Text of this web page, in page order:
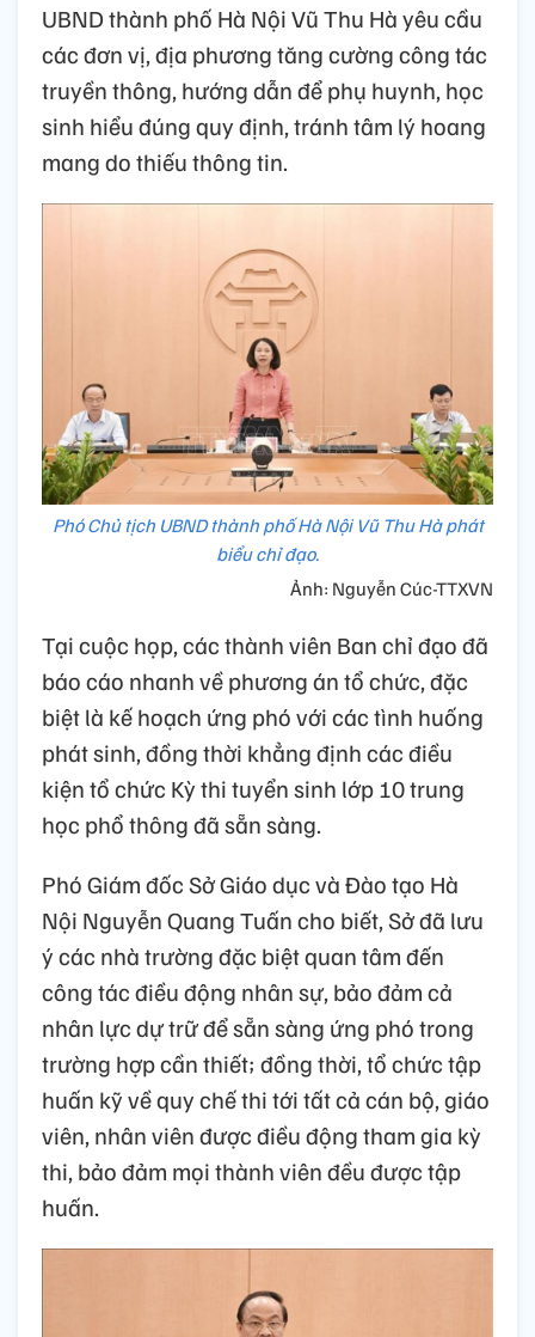
UBND thành phố Hà Nội Vũ Thu Hà yêu cầu
các đơn vị, địa phương tăng cường công tác
truyền thông, hướng dẫn để phụ huynh, học
sinh hiểu đúng quy định, tránh tâm lý hoang
mang do thiếu thông tin.
Phó Chủ tịch UBND thành phố Hà Nội Vũ Thu Hà phát
biểu chỉ đạo.
Ảnh: Nguyễn Cúc-TTXVN
Tại cuộc họp, các thành viên Ban chỉ đạo đã
báo cáo nhanh về phương án tổ chức, đặc
biệt là kế hoạch ứng phó với các tình huống
phát sinh, đồng thời khẳng định các điều
kiện tổ chức Kỳ thi tuyển sinh lớp 10 trung
học phổ thông đã sẵn sàng.
Phó Giám đốc Sở Giáo dục và Đào tạo Hà
Nội Nguyễn Quang Tuấn cho biết, Sở đã lưu
ý các nhà trường đặc biệt quan tâm đến
công tác điều động nhân sự, bảo đảm cả
nhân lực dự trữ để sẵn sàng ứng phó trong
trường hợp cần thiết; đồng thời, tổ chức tập
huấn kỹ về quy chế thi tới tất cả cán bộ, giáo
viên, nhân viên được điều động tham gia kỳ
thi, bảo đảm mọi thành viên đều được tập
huấn.